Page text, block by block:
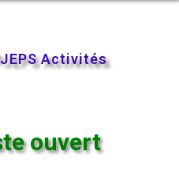
Activités
ouvert